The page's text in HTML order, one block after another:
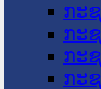
ກະ
ກະ
ກະ
ກະ